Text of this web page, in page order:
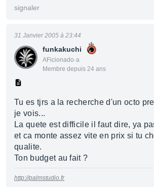
signaler
funkakuchi
AFicionado·a
Membre depuis 24 ans
31 Janvier 2005 à 23:44
Tu es tjrs a la recherche d'un octo
je vois...
La quete est difficile il faut dire, ya
et ca monte assez vite en prix si tu
qualite.
Ton budget au fait ?
http://palmstudio.fr